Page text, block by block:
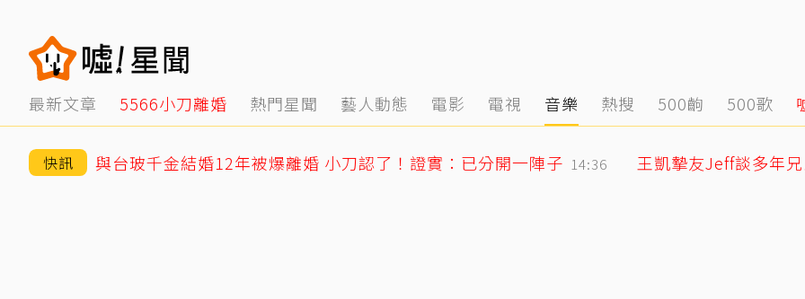
最新文章 5566小刀離婚 熱門星聞 藝人動態 電影 電視 音樂 熱搜 500齣 500歌
快訊 與台玻千金結婚12年被爆離婚 小刀認了！證實：已分開一陣子 14:36